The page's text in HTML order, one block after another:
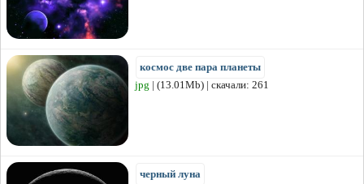
космос две пара планеты
jpg | (13.01Mb) | скачали: 261
черный луна